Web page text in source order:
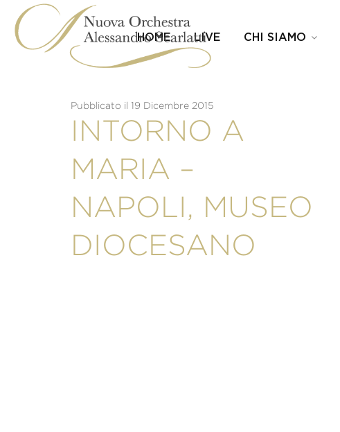
content
HOME LIVE CHI SIAMO
Pubblicato il 19 Dicembre 2015
INTORNO A
MARIA –
NAPOLI, MUSEO
DIOCESANO